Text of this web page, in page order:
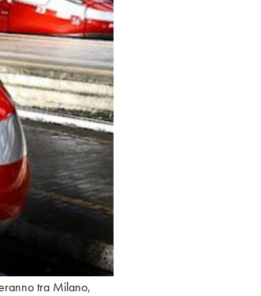
tra Milano,